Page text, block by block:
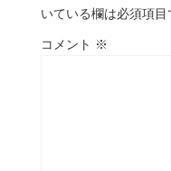
いている欄は必須項目
コメント ※